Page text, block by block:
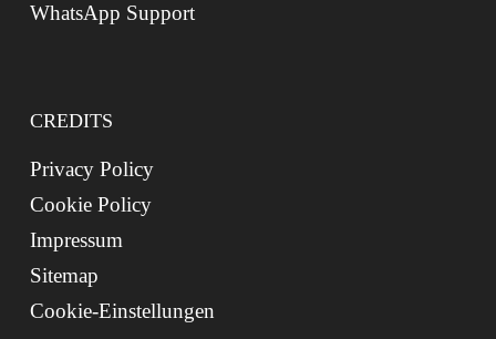
WhatsApp Support
CREDITS
Privacy Policy
Cookie Policy
Impressum
Sitemap
Cookie-Einstellungen